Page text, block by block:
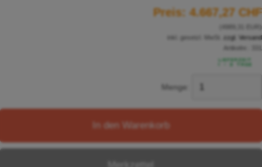
Preis:4.667,27 CHF
(4989,31 EUR)
zzgl. Versand
Menge:
In den Warenkorb